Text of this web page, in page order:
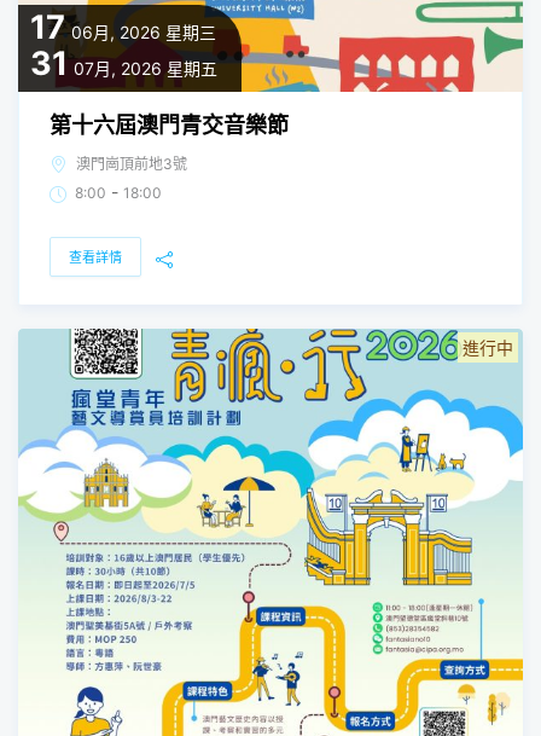
17 06月, 2026 星期三
31 07月, 2026 星期五
第十六屆澳門青交音樂節
澳門崗頂前地3號
8:00 - 18:00
查看詳情
進行中